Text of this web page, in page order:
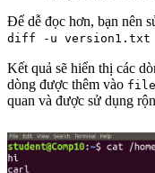
Để dễ đọc hơn, bạn nên
diff -u version1.txt
Kết quả sẽ hiển thị các
dòng được thêm vào
quan và được sử dụng